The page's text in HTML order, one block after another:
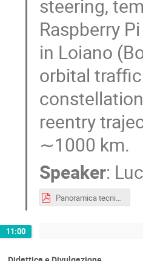
steering,
Raspberry
in Loiano
orbital
reentry
∼1000 km.
Speaker:
Panoramica tecnica sul progetto ASTRA.pdf
11:00